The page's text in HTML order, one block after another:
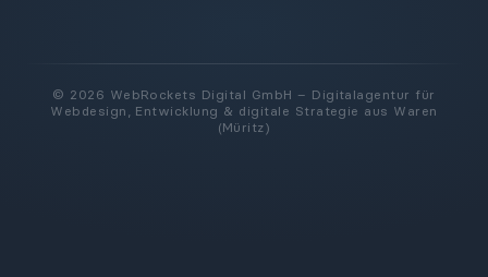
© 2026 WebRockets Digital GmbH – Digitalagentur für
Webdesign, Entwicklung & digitale Strategie aus Waren
(Müritz)